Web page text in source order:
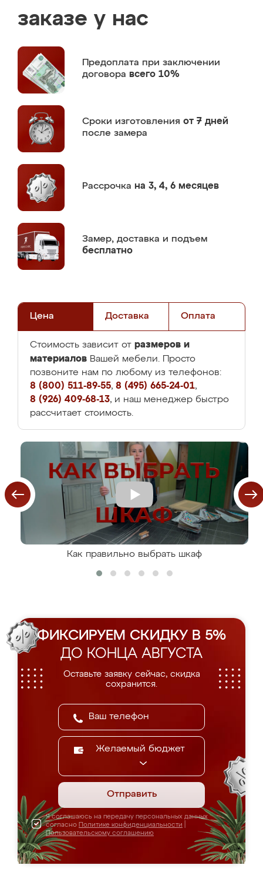
заказе у нас
Предоплата при заключении
договора всего 10%
Сроки изготовления от 7 дней
после замера
Рассрочка на 3, 4, 6 месяцев
Замер, доставка и подъем
бесплатно
Цена Доставка Оплата
Стоимость зависит от размеров и
материалов Вашей мебели. Просто
позвоните нам по любому из телефонов:
8 (800) 511-89-55, 8 (495) 665-24-01,
8 (926) 409-68-13, и наш менеджер быстро
рассчитает стоимость.
Как правильно выбрать шкаф
ФИКСИРУЕМ СКИДКУ В 5%
ДО КОНЦА АВГУСТА
Оставьте заявку сейчас, скидка
сохранится.
Желаемый бюджет
Отправить
Я соглашаюсь на передачу персональных данных
согласно Политике конфиденциальности
Пользовательскому соглашению